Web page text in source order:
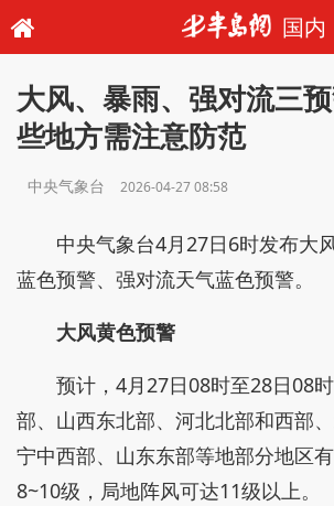
国内
大风、暴雨、强对流三
些地方需注意防范
中央气象台 2026-04-27 08:58
中央气象台4月27日6时发布大
蓝色预警、强对流天气蓝色预警。
大风黄色预警
预计，4月27日08时至28日08
部、山西东北部、河北北部和西部
宁中西部、山东东部等地部分地区
8~10级，局地阵风可达11级以上。